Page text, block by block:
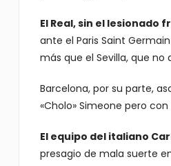
El Real, sin el lesionado
ante el Paris Saint
más que el Sevilla, que
Barcelona, por su parte,
«Cholo» Simeone pero
El equipo del italiano
presagio de mala suerte